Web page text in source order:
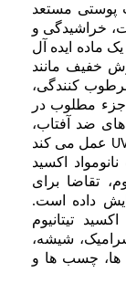
پوستی مستعد
خراشیدگی و
ماده ایده آل
خفیف مانند
کنندگی،
مطلوب در
ضد آفتاب،
عمل می کند
اکسید
تقاضا برای
داده است.
تیتانیوم
شیشه،
ها، چسب ها و